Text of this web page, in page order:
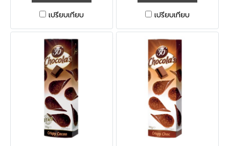
เปรียบเทียบ
เปรียบเทียบ